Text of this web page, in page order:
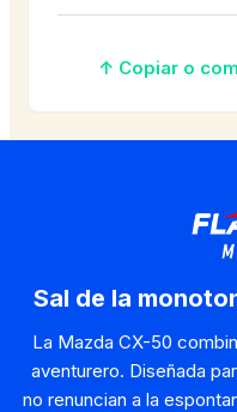
↑ Copiar o
Sal de la
La Mazda CX-50
aventurero. Diseñada
no renuncian a la